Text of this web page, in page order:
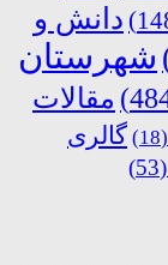
دانش و
شهرستان
مقالات
(18)
گالری
(53)